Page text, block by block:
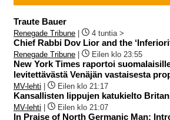
Traute Bauer
Renegade Tribune 4 tuntia >
Chief Rabbi Dov Lior and the
Renegade Tribune Eilen klo 23:55
New York Times raportoi
levitettävästä Venäjän vastaisesta
MV-lehti Eilen klo 21:17
Kansallisten lippujen katukielto
MV-lehti Eilen klo 21:07
In Praise of North Germanic Man: